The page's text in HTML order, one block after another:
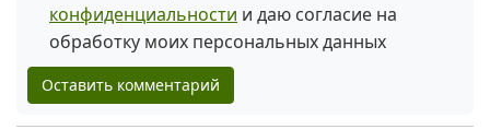
конфиденциальности и даю согласие на
обработку моих персональных данных
Оставить комментарий